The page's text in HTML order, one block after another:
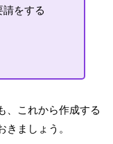
をする
、これから作成する
きましょう。